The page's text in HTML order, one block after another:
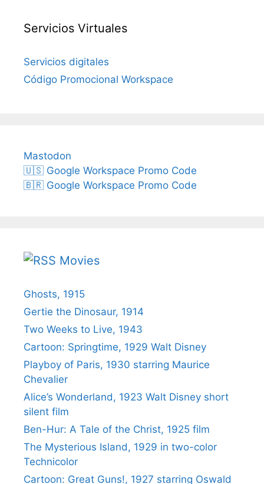
Servicios Virtuales
Servicios digitales
Código Promocional Workspace
Mastodon
🇺🇸 Google Workspace Promo Code
🇧🇷 Google Workspace Promo Code
Movies
Ghosts, 1915
Gertie the Dinosaur, 1914
Two Weeks to Live, 1943
Cartoon: Springtime, 1929 Walt Disney
Playboy of Paris, 1930 starring Maurice
Chevalier
Alice’s Wonderland, 1923 Walt Disney short
silent film
Ben-Hur: A Tale of the Christ, 1925 film
The Mysterious Island, 1929 in two-color
Technicolor
Cartoon: Great Guns!, 1927 starring Oswald